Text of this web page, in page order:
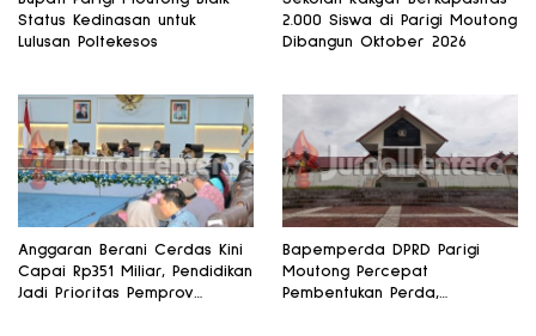
Status Kedinasan untuk
Lulusan Poltekesos
2.000 Siswa di Parigi Moutong
Dibangun Oktober 2026
Anggaran Berani Cerdas Kini
Capai Rp351 Miliar, Pendidikan
Jadi Prioritas Pemprov
Bapemperda DPRD Parigi
Moutong Percepat
Pembentukan Perda,